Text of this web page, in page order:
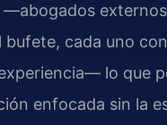
—abogados
bufete, cada uno
lo que
enfocada sin la